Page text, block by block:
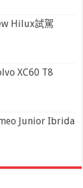
Hilux試駕
XC60 T8
Junior Ibrida